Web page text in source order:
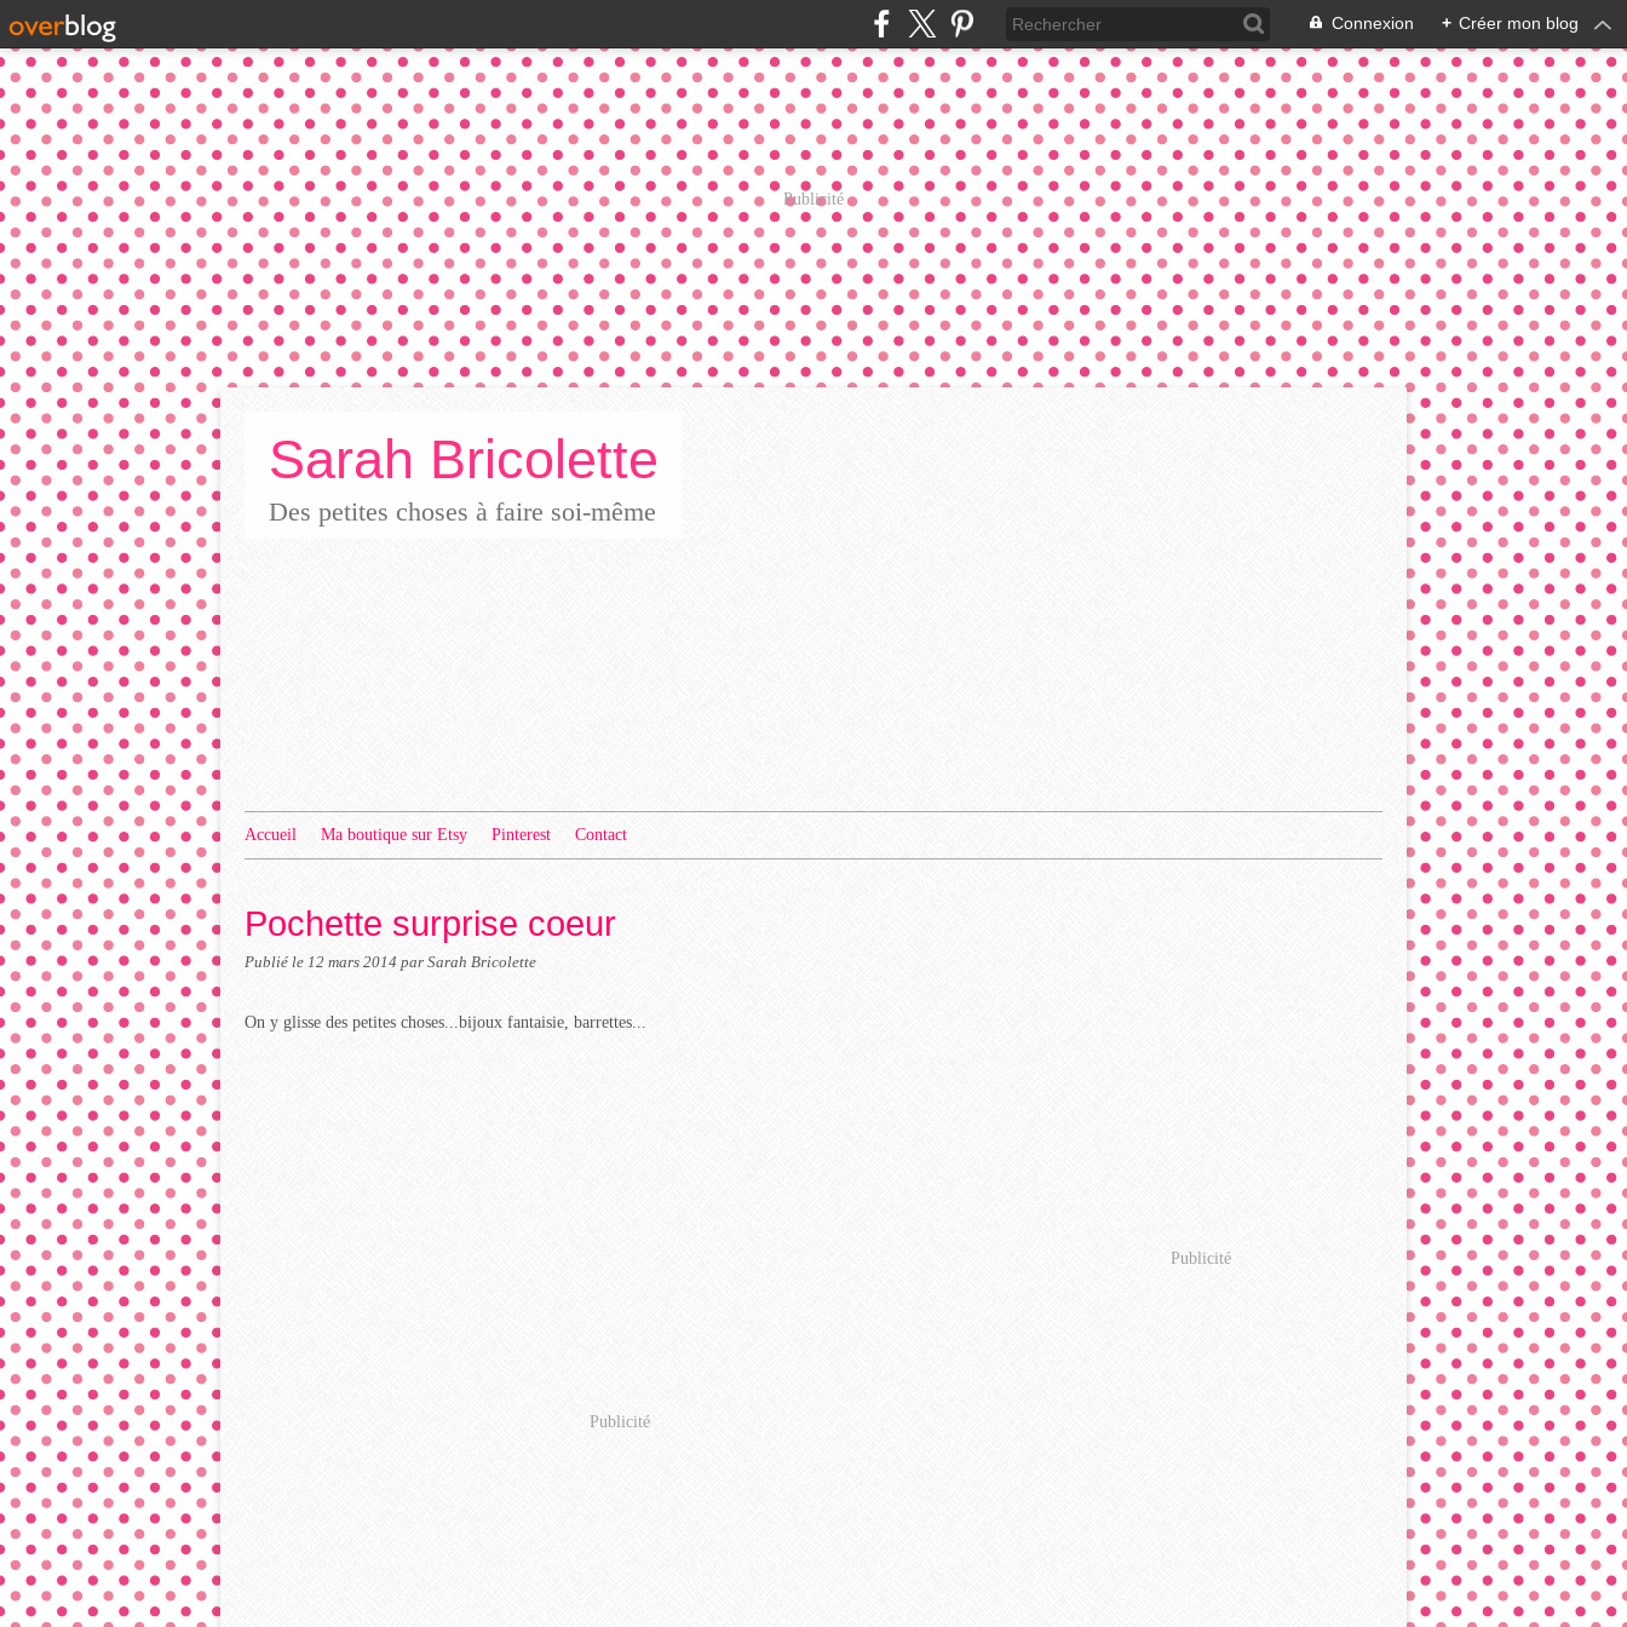
Connexion + Créer mon blog
Publicité
Sarah Bricolette
Des petites choses à faire soi-même
Accueil Ma boutique sur Etsy Pinterest Contact
Pochette surprise coeur
Publié le 12 mars 2014 par Sarah Bricolette
On y glisse des petites choses...bijoux fantaisie, barrettes...
Publicité
Publicité